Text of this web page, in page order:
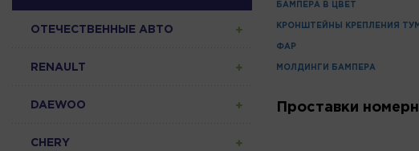
ОТЕЧЕСТВЕННЫЕ АВТО
RENAULT
DAEWOO
CHERY
БАМПЕРА В ЦВЕТ
КРОНШТЕЙНЫ КРЕПЛЕНИЯ
ФАР
МОЛДИНГИ БАМПЕРА
Проставки